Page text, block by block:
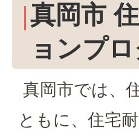
真岡市
ョンプ
真岡市では、
ともに、住宅